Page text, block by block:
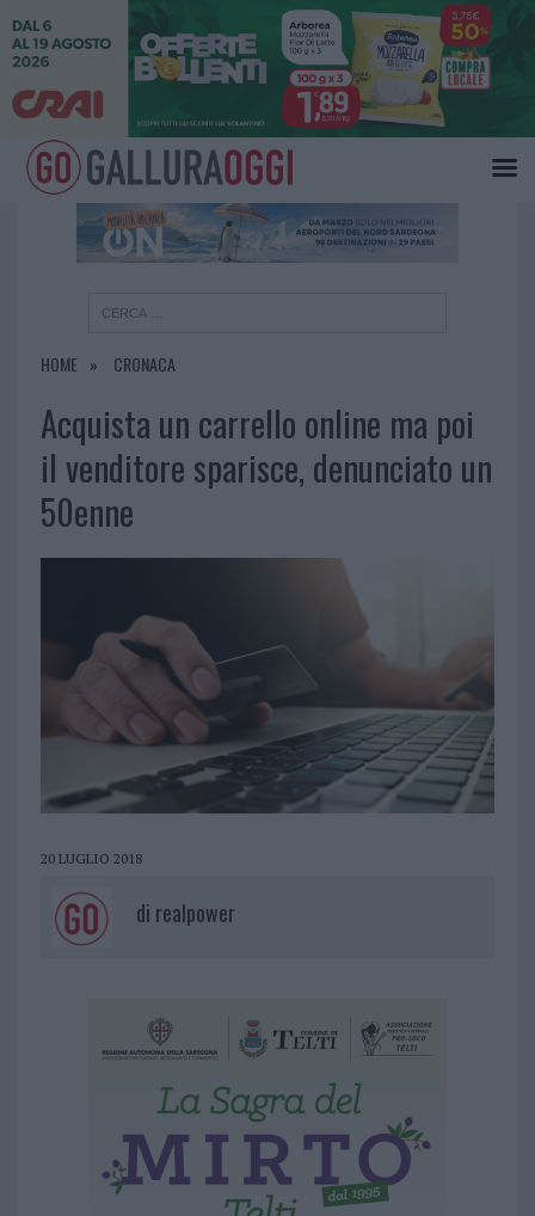
HOME CRONACA
Acquista un carrello online ma poi
il venditore sparisce, denunciato un
50enne
20 LUGLIO 2018
di realpower
×